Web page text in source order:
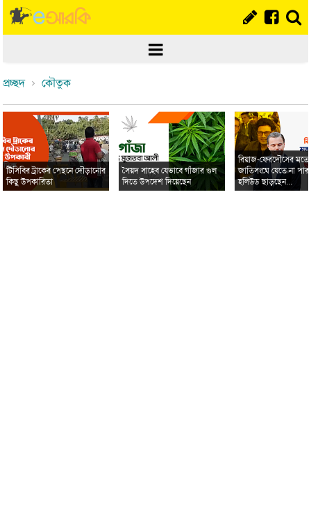
প্রচ্ছদ কৌতুক
টিসিবির ট্রাকের পেছনে দৌড়ানোর
কিছু উপকারিতা
সৈয়দ সাহেব যেভাবে গাঁজার গুল
দিতে উপদেশ দিয়েছেন
রিয়াজ-ফেরদৌসের মতো
জাতিসংঘে যেতে না
হলিউড ছাড়ছেন...